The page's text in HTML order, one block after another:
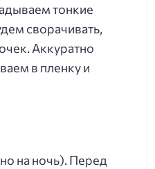
тонкие
сворачивать,
Аккуратно
в пленку и
на ночь). Перед